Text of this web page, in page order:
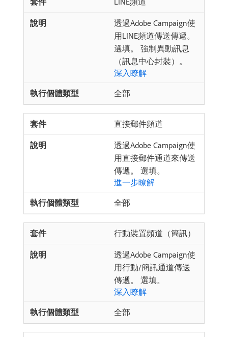
透過Adobe Campaign使
用LINE頻道傳送傳遞。
選填。 強制異動訊息
（訊息中心封裝）。
深入瞭解
全部
直接郵件頻道
透過Adobe Campaign使
用直接郵件通道來傳送
傳遞。 選填。
進一步瞭解
全部
行動裝置頻道（簡訊）
透過Adobe Campaign使
用行動/簡訊通道傳送
傳遞。 選填。
深入瞭解
全部